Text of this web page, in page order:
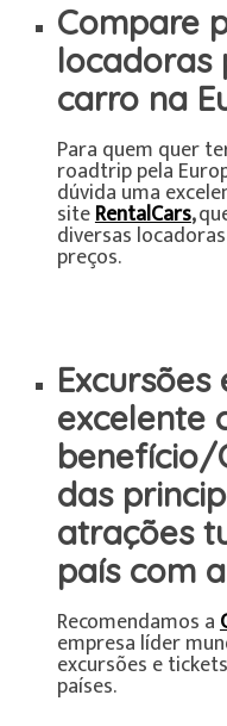
Compare
locadoras
carro na
Para quem quer
roadtrip pela
dúvida uma
siteRentalCars,
diversas
preços.
Excursões
excelente
benefício/
das
atrações
país com
Recomendamos a
empresa líder
excursões e
países.